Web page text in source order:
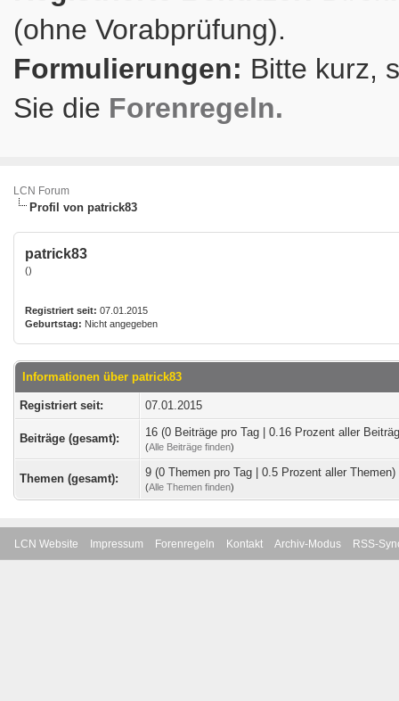
(ohne Vorabprüfung).
Formulierungen: Bitte kurz,
Sie die Forenregeln.
LCN Forum
Profil von patrick83
patrick83
()
Registriert seit: 07.01.2015
Geburtstag: Nicht angegeben
Informationen über patrick83
Registriert seit: 07.01.2015
Beiträge (gesamt): 16 (0 Beiträge pro Tag | 0.16 Prozent aller
(Alle Beiträge finden)
Themen (gesamt): 9 (0 Themen pro Tag | 0.5 Prozent aller Themen)
(Alle Themen finden)
LCN Website Impressum Forenregeln Kontakt Archiv-Modus RSS-